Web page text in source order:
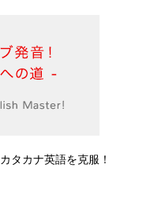
カタカナ英語を克服！